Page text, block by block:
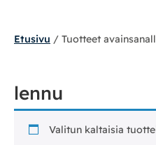
Nojatuolit
Etusivu / Tuotteet
lennu
Valitun kaltaisia